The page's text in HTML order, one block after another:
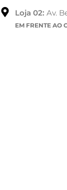
Loja 02: Av.
EM FRENTE AO